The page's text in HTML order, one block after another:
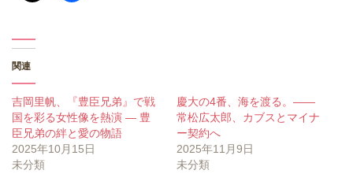
関連
吉岡里帆、『豊臣兄弟』で戦
国を彩る女性像を熱演 ― 豊
臣兄弟の絆と愛の物語
2025年10月15日
未分類
慶大の4番、海を渡る。——
常松広太郎、カブスとマイナ
ー契約へ
2025年11月9日
未分類